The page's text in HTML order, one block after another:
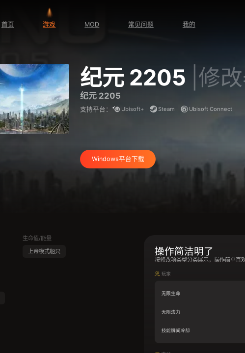
首页 游戏 MOD 常见问题 我的
纪元 2205 |修
纪元 2205
支持平台： Ubisoft+ Steam Ubisoft Connect
Windows平台下载
生命值/能量
上帝模式船只
操作简洁明了
按修改项类型分类展示，操作简单直